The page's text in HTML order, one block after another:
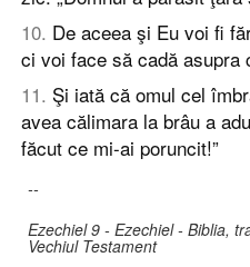
10. De aceea şi Eu voi fi
ci voi face să cadă asupra
11. Şi iată că omul cel
avea călimara la brâu a
făcut ce mi-ai poruncit!”
--
Ezechiel 9 - Ezechiel - Biblia,
Vechiul Testament